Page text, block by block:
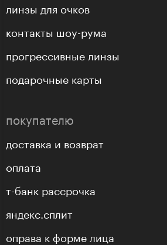
линзы для очков
контакты шоу-рума
прогрессивные линзы
подарочные карты
покупателю
доставка и возврат
оплата
т-банк рассрочка
яндекс.сплит
оправа к форме лица